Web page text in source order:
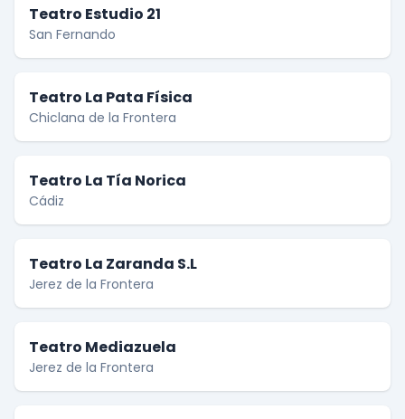
Teatro Estudio 21
San Fernando
Teatro La Pata Física
Chiclana de la Frontera
Teatro La Tía Norica
Cádiz
Teatro La Zaranda S.L
Jerez de la Frontera
Teatro Mediazuela
Jerez de la Frontera